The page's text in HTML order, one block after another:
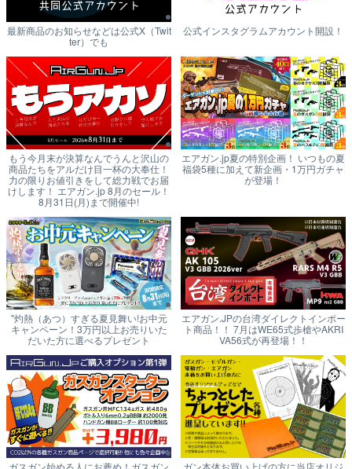
最新商品のお知らせなどは公式X（Twit
ter）でも
公式インスタグラムアカウント開設！
もう今月末が決算なんでうんと沢山の
商品たちをアルだけ目一杯の大奉仕！
力の限りお値引きをして総力戦でお届
けします！ エアガン.jp 8月のセール！
8月31日(月)まで開催中!
エアガン.jp夏の特別企画！ いつもの夏
福袋5種に加えて新企画・1万円ガチャ
が登場！
"灼熱（あつ）すぎる夏見舞い!お中元
キャンペーン！3万円以上お売りいた
だいた方に選べるプレゼント
エアガン.JPの台湾ダイレクトインポー
ト商品！！ 7月はWE65式歩槍やAKRI
VA56式が再登場！！
ガスガン始める人にお薦め！ガスガン
ガン本体お買い上げの方に当店オリジ